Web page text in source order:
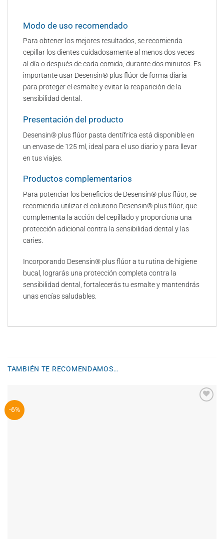
Modo de uso recomendado​​
Para obtener los mejores resultados, se recomienda
cepillar los dientes cuidadosamente al menos dos veces
al día o después de cada comida, durante dos minutos. Es
importante usar Desensin® plus flúor de forma diaria
para proteger el esmalte y evitar la reaparición de la
sensibilidad dental.​
Presentación del producto​​
Desensin® plus flúor pasta dentífrica está disponible en
un envase de 125 ml, ideal para el uso diario y para llevar
en tus viajes.​
Productos complementarios​​
Para potenciar los beneficios de Desensin® plus flúor, se
recomienda utilizar el colutorio Desensin® plus flúor, que
complementa la acción del cepillado y proporciona una
protección adicional contra la sensibilidad dental y las
caries.​
Incorporando Desensin® plus flúor a tu rutina de higiene
bucal, lograrás una protección completa contra la
sensibilidad dental, fortalecerás tu esmalte y mantendrás
unas encías saludables.
TAMBIÉN TE RECOMENDAMOS…
-6%